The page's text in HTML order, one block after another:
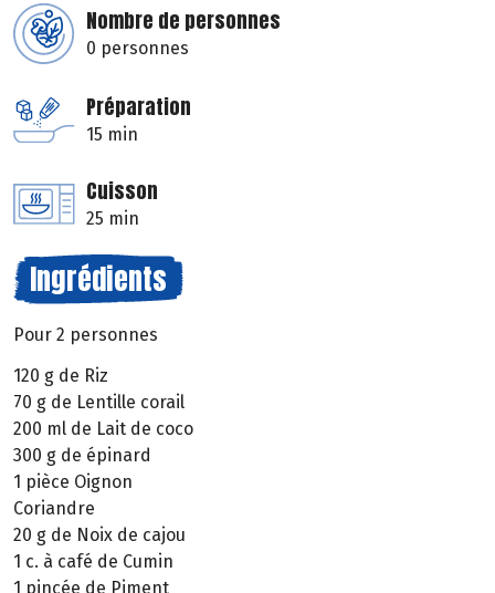
Nombre de personnes
0 personnes
Préparation
15 min
Cuisson
25 min
Ingrédients
Pour 2 personnes
120 g de Riz
70 g de Lentille corail
200 ml de Lait de coco
300 g de épinard
1 pièce Oignon
Coriandre
20 g de Noix de cajou
1 c. à café de Cumin
1 pincée de Piment